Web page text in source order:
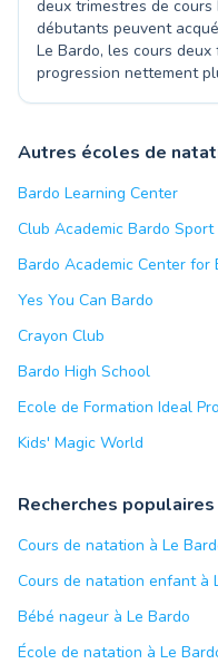
deux trimestres de cours
débutants peuvent
Le Bardo, les cours
progression nettement
Autres écoles de
Bardo Learning Center
Club Academic Bardo Sport
Bardo Academic Center for
Yes You Can Bardo
Crayon Club
Bardo High School
Ecole de Formation Ideal
Kids' Magic World
Recherches populaires
Cours de natation à Le
Cours de natation enfant à
Bébé nageur à Le Bardo
École de natation à Le